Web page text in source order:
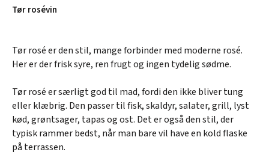
Tør rosévin
Tør rosé er den stil, mange forbinder med moderne rosé.
Her er der frisk syre, ren frugt og ingen tydelig sødme.
Tør rosé er særligt god til mad, fordi den ikke bliver tung
eller klæbrig. Den passer til fisk, skaldyr, salater, grill, lyst
kød, grøntsager, tapas og ost. Det er også den stil, der
typisk rammer bedst, når man bare vil have en kold flaske
på terrassen.